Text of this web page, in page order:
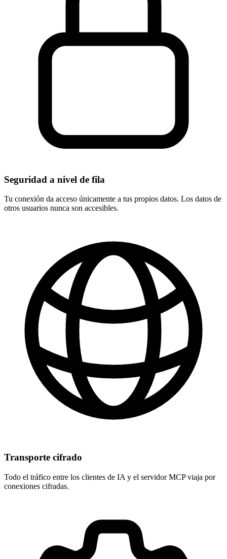
Seguridad a nivel de fila
Tu conexión da acceso únicamente a tus propios datos. Los datos de
otros usuarios nunca son accesibles.
Transporte cifrado
Todo el tráfico entre los clientes de IA y el servidor MCP viaja por
conexiones cifradas.